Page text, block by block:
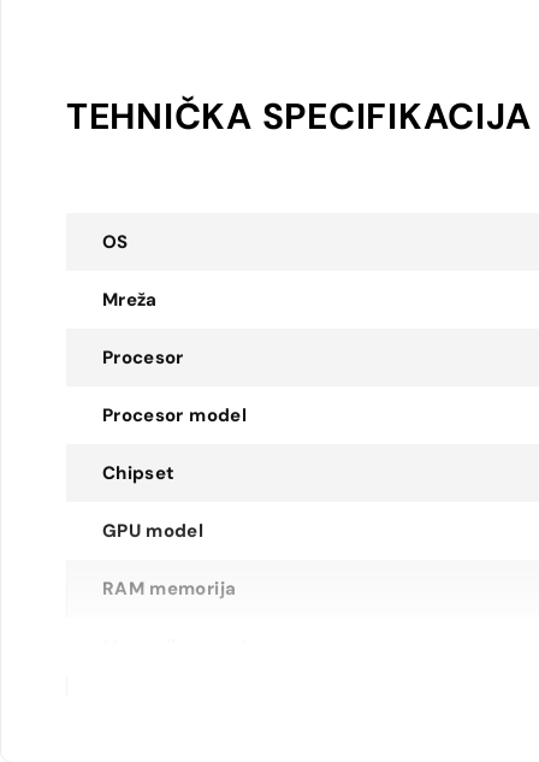
TEHNIČKA SPECIFIKACIJA
OS
Mreža
Procesor
Procesor model
Chipset
GPU model
RAM memorija